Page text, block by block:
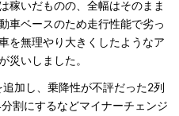
稼いだものの、全幅はそのまま
車ベースのため走行性能で劣っ
を無理やり大きくしたようなア
災いしました。
加し、乗降性が不評だった2列
割にするなどマイナーチェンジ